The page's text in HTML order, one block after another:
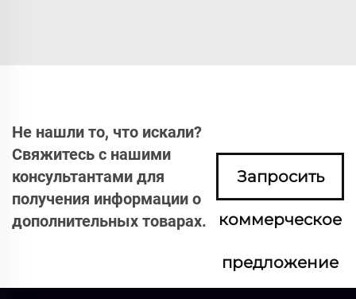
Не нашли то, что искали?
Свяжитесь с нашими
консультантами для
получения информации о
дополнительных товарах.
Запросить
коммерческое
предложение